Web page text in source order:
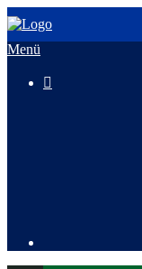
Menü
